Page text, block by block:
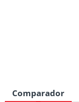
Comparador